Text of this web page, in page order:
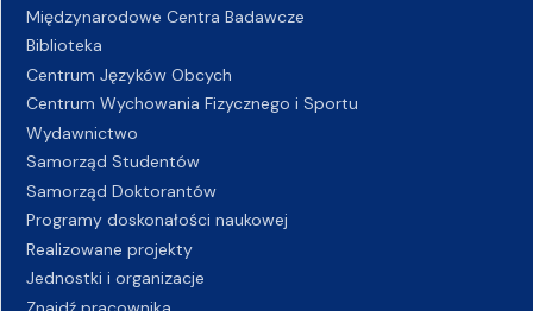
Międzynarodowe Centra Badawcze
Biblioteka
Centrum Języków Obcych
Centrum Wychowania Fizycznego i Sportu
Wydawnictwo
Samorząd Studentów
Samorząd Doktorantów
Programy doskonałości naukowej
Realizowane projekty
Jednostki i organizacje